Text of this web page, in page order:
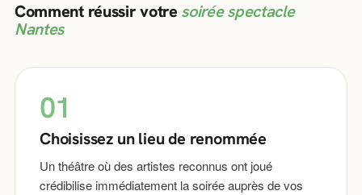
Comment réussir votre soirée spectacle
Nantes
01
Choisissez un lieu de renommée
Un théâtre où des artistes reconnus ont joué
crédibilise immédiatement la soirée auprès de vos